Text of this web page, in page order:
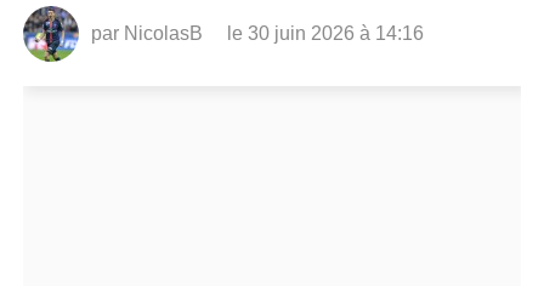
par NicolasB le 30 juin 2026 à 14:16